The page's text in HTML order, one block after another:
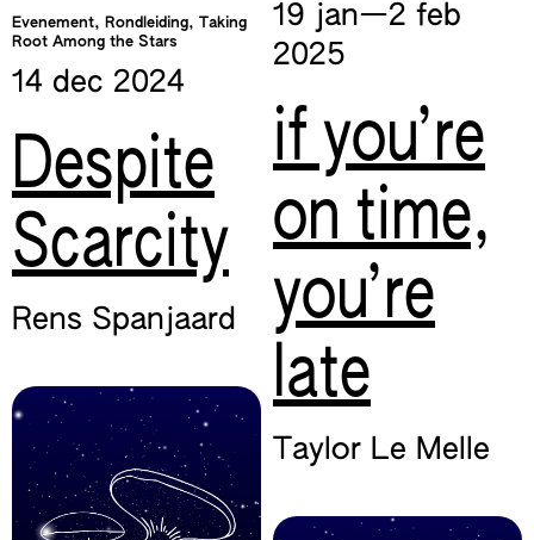
Evenement, Rondleiding, Taking
Root Among the Stars
14 dec 2024
Despite
Scarcity
Rens Spanjaard
19 jan—​2 feb
2025
if you’re
on time,
you’re
late
Taylor Le Melle